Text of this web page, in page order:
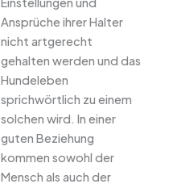
Ansprüche ihrer Halter
nicht artgerecht
gehalten werden und das
Hundeleben
sprichwörtlich zu einem
solchen wird. In einer
guten Beziehung
kommen sowohl der
Mensch als auch der